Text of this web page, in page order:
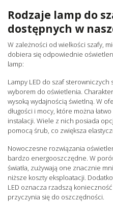
Rodzaje lamp do
dostępnych w
W zależności od wielkości szafy,
dobiera się odpowiednie
lamp:
Lampy LED do szaf
wyborem do oświetlenia.
wysoką wydajnością świetlną. W
długości i mocy, które można
instalacji. Wiele z nich posiada
pomocą śrub, co zwiększa
Nowoczesne rozwiązania
bardzo energooszczędne. W
światła, zużywają one znacznie
niższe koszty eksploatacji.
LED oznacza rzadszą
przyczynia się do oszczędności.